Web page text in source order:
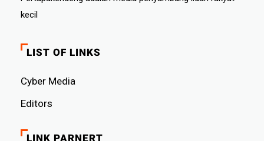
kecil
LIST OF LINKS
Cyber ​​Media
Editors
LINK PARNERT